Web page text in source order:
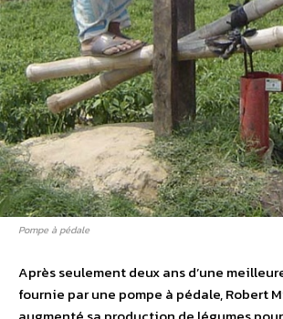
Pompe à pédale
Après seulement deux ans d’une
fournie par une pompe à pédale, Robert